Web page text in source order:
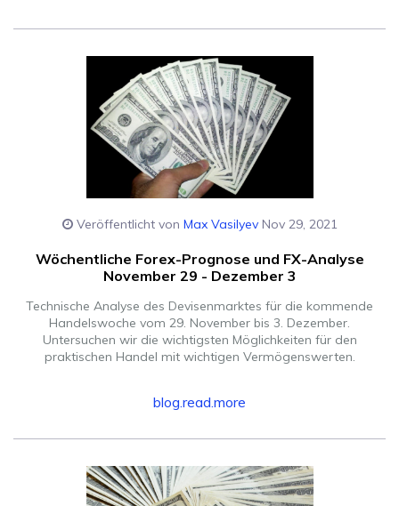
Veröffentlicht von Max VasilyevNov 29, 2021
Wöchentliche Forex-Prognose und FX-Analyse
November 29 - Dezember 3
Technische Analyse des Devisenmarktes für die kommende
Handelswoche vom 29. November bis 3. Dezember.
Untersuchen wir die wichtigsten Möglichkeiten für den
praktischen Handel mit wichtigen Vermögenswerten.
blog.read.more